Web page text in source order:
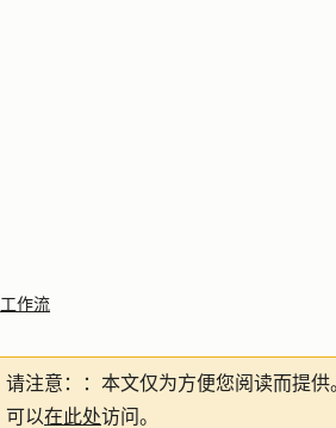
工作流
请注意： ：本文仅为方便您阅读而提供
可以在此处访问。